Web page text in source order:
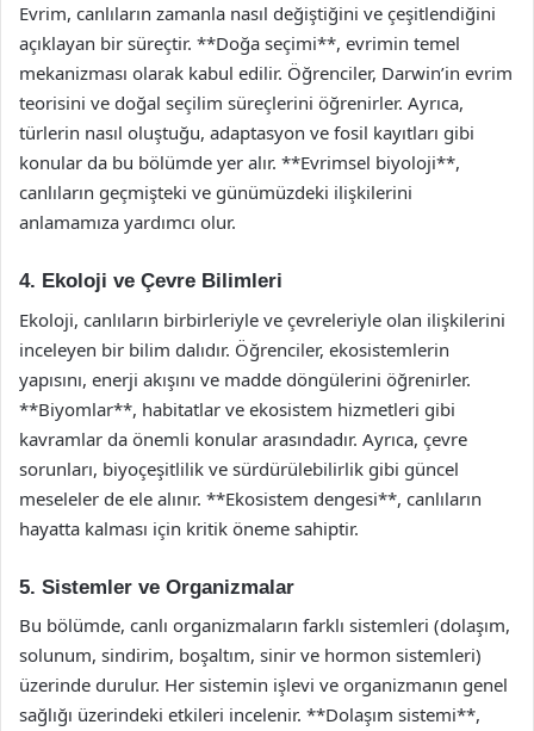
Evrim, canlıların zamanla nasıl değiştiğini ve çeşitlendiğini
açıklayan bir süreçtir. **Doğa seçimi**, evrimin temel
mekanizması olarak kabul edilir. Öğrenciler, Darwin’in evrim
teorisini ve doğal seçilim süreçlerini öğrenirler. Ayrıca,
türlerin nasıl oluştuğu, adaptasyon ve fosil kayıtları gibi
konular da bu bölümde yer alır. **Evrimsel biyoloji**,
canlıların geçmişteki ve günümüzdeki ilişkilerini
anlamamıza yardımcı olur.
4. Ekoloji ve Çevre Bilimleri
Ekoloji, canlıların birbirleriyle ve çevreleriyle olan ilişkilerini
inceleyen bir bilim dalıdır. Öğrenciler, ekosistemlerin
yapısını, enerji akışını ve madde döngülerini öğrenirler.
**Biyomlar**, habitatlar ve ekosistem hizmetleri gibi
kavramlar da önemli konular arasındadır. Ayrıca, çevre
sorunları, biyoçeşitlilik ve sürdürülebilirlik gibi güncel
meseleler de ele alınır. **Ekosistem dengesi**, canlıların
hayatta kalması için kritik öneme sahiptir.
5. Sistemler ve Organizmalar
Bu bölümde, canlı organizmaların farklı sistemleri (dolaşım,
solunum, sindirim, boşaltım, sinir ve hormon sistemleri)
üzerinde durulur. Her sistemin işlevi ve organizmanın genel
sağlığı üzerindeki etkileri incelenir. **Dolaşım sistemi**,